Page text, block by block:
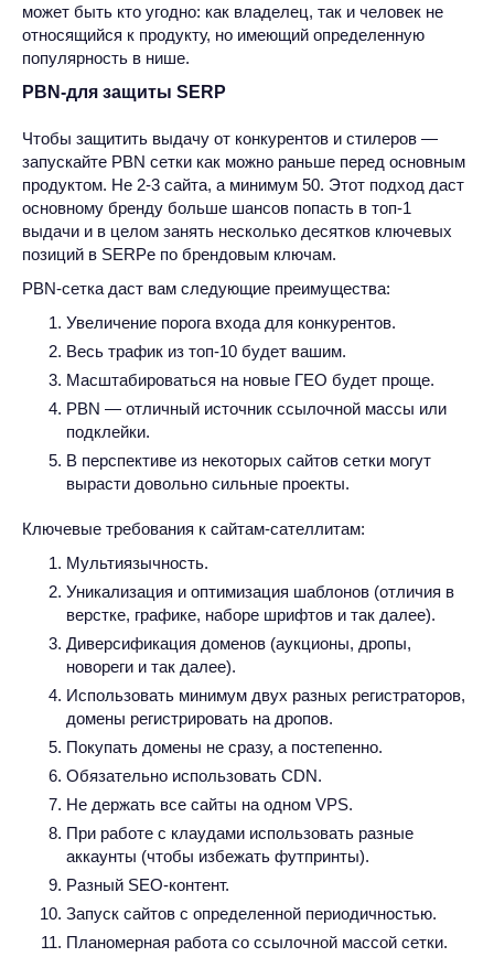
может быть кто угодно: как владелец, так и человек не
относящийся к продукту, но имеющий определенную
популярность в нише.
PBN-для защиты SERP
Чтобы защитить выдачу от конкурентов и стилеров —
запускайте PBN сетки как можно раньше перед основным
продуктом. Не 2-3 сайта, а минимум 50. Этот подход даст
основному бренду больше шансов попасть в топ-1
выдачи и в целом занять несколько десятков ключевых
позиций в SERPе по брендовым ключам.
PBN-сетка даст вам следующие преимущества:
Увеличение порога входа для конкурентов.
Весь трафик из топ-10 будет вашим.
Масштабироваться на новые ГЕО будет проще.
PBN — отличный источник ссылочной массы или
подклейки.
В перспективе из некоторых сайтов сетки могут
вырасти довольно сильные проекты.
Ключевые требования к сайтам-сателлитам:
Мультиязычность.
Уникализация и оптимизация шаблонов (отличия в
верстке, графике, наборе шрифтов и так далее).
Диверсификация доменов (аукционы, дропы,
новореги и так далее).
Использовать минимум двух разных регистраторов,
домены регистрировать на дропов.
Покупать домены не сразу, а постепенно.
Обязательно использовать CDN.
Не держать все сайты на одном VPS.
При работе с клаудами использовать разные
аккаунты (чтобы избежать футпринты).
Разный SEO-контент.
Запуск сайтов с определенной периодичностью.
Планомерная работа со ссылочной массой сетки.